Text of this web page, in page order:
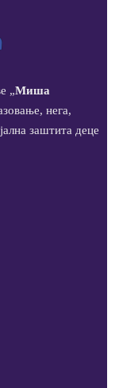
„Миша
нега,
заштита деце